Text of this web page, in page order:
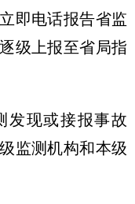
即电话报告省监
级上报至省局指
发现或接报事故
监测机构和本级